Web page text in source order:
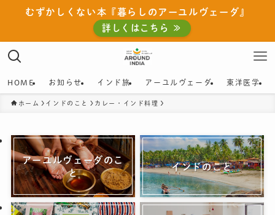
むずかしくない本『暮らしのアーユルヴェーダ』
詳しくはこちら ≫
HOME お知らせ インド旅 アーユルヴェーダ 東洋医学
ホーム インドのこと カレー・インド料理
アーユルヴェーダのこ
と
インドのこと